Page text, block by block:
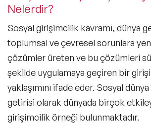
Nelerdir?
Sosyal girişimcilik kavramı, dünya
toplumsal ve çevresel sorunlara
çözümler üreten ve bu çözümleri
şekilde uygulamaya geçiren bir
yaklaşımını ifade eder. Sosyal dünya
getirisi olarak dünyada birçok
girişimcilik örneği bulunmaktadır.